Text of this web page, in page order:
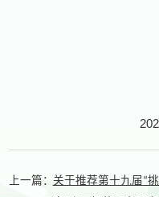
上一篇：关于推荐第十九届“